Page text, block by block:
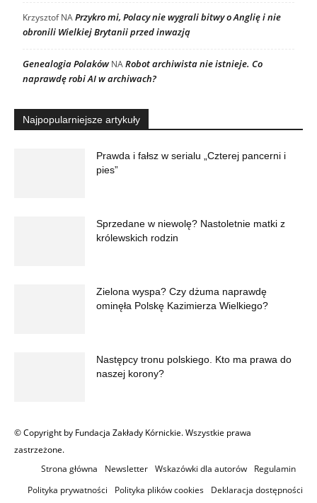
KrzysztofNAPrzykro mi, Polacy nie wygrali bitwy o Anglię i nie
obronili Wielkiej Brytanii przed inwazją
Genealogia PolakówNARobot archiwista nie istnieje. Co
naprawdę robi AI w archiwach?
Najpopularniejsze artykuły
Prawda i fałsz w serialu „Czterej pancerni i
pies”
Sprzedane w niewolę? Nastoletnie matki z
królewskich rodzin
Zielona wyspa? Czy dżuma naprawdę
ominęła Polskę Kazimierza Wielkiego?
Następcy tronu polskiego. Kto ma prawa do
naszej korony?
© Copyright by Fundacja Zakłady Kórnickie. Wszystkie prawa
zastrzeżone.
Strona główna
Newsletter Wskazówki dla autorów
Regulamin
Polityka prywatności
Polityka plików cookies Deklaracja dostępności